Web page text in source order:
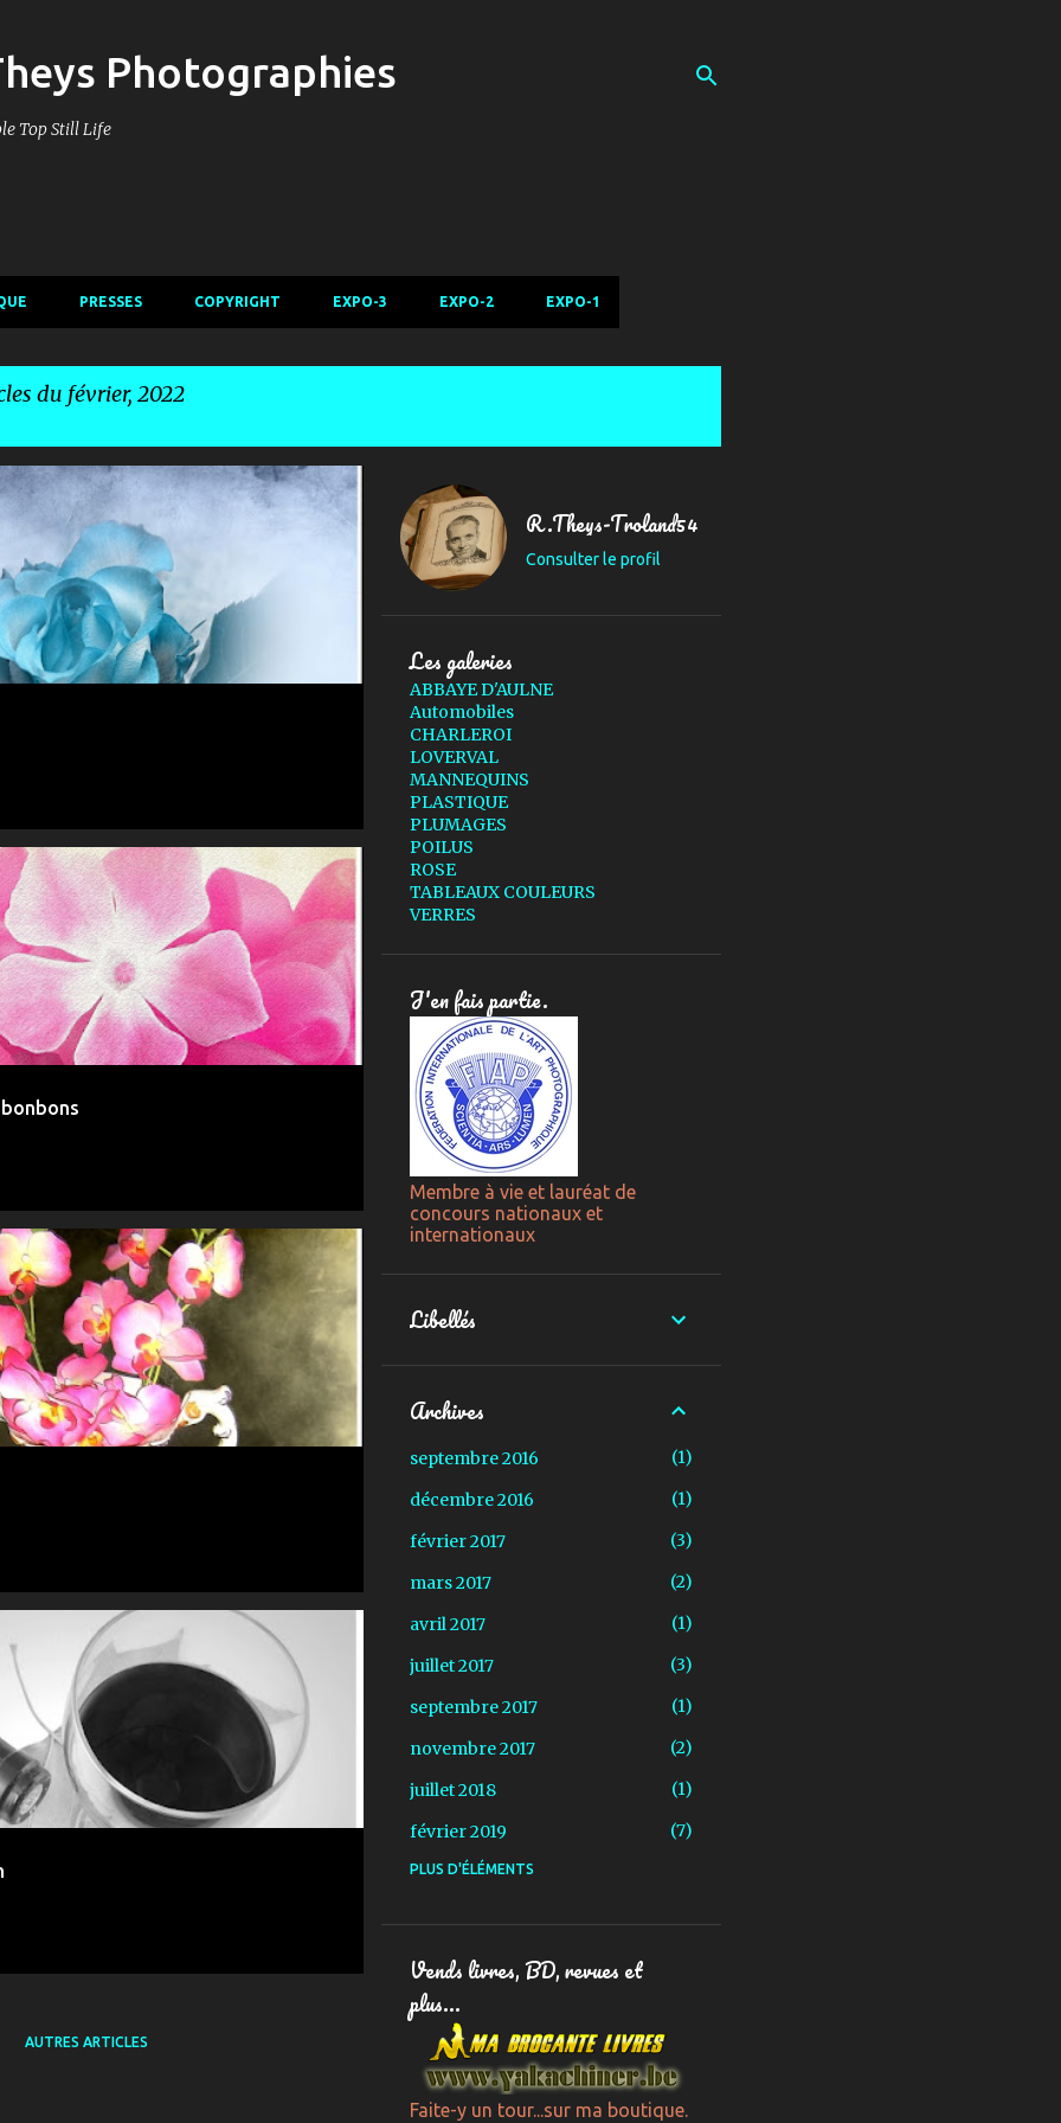
Photographies
Top Still Life
PRESSES COPYRIGHT EXPO-3 EXPO-2 EXPO-1
du février, 2022
AUTRES ARTICLES
R.Theys-Troland54
Consulter le profil
Les galeries
ABBAYE D'AULNE
Automobiles
CHARLEROI
LOVERVAL
MANNEQUINS
PLASTIQUE
PLUMAGES
POILUS
ROSE
TABLEAUX COULEURS
VERRES
J'en fais partie.
Membre à vie et lauréat de
concours nationaux et
internationaux
Libellés
Archives
septembre 2016
1
décembre 2016
1
février 2017
3
mars 2017
2
avril 2017
1
juillet 2017
3
septembre 2017
1
novembre 2017
2
juillet 2018
1
février 2019
7
mars 2019
juin 2019
juillet 2019
août 2019
septembre 2019
9
PLUS D'ÉLÉMENTS
Vends livres, BD, revues et
plus...
Faite-y un tour...sur ma boutique.